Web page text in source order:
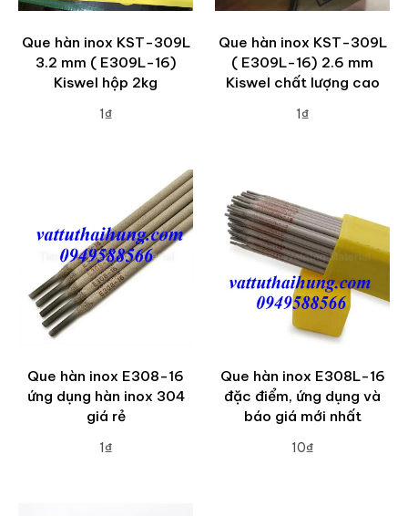
Que hàn inox KST-309L
3.2 mm ( E309L-16)
Kiswel hộp 2kg
1₫
Que hàn inox KST-309L
( E309L-16) 2.6 mm
Kiswel chất lượng cao
1₫
Que hàn inox E308-16
ứng dụng hàn inox 304
giá rẻ
1₫
Que hàn inox E308L-16
đặc điểm, ứng dụng và
báo giá mới nhất
10₫